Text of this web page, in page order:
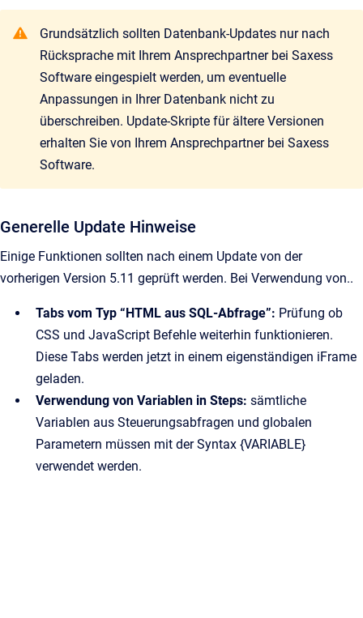
Grundsätzlich sollten Datenbank-Updates nur nach
Rücksprache mit Ihrem Ansprechpartner bei Saxess
Software eingespielt werden, um eventuelle
Anpassungen in Ihrer Datenbank nicht zu
überschreiben. Update-Skripte für ältere Versionen
erhalten Sie von Ihrem Ansprechpartner bei Saxess
Software.
Generelle Update Hinweise
Einige Funktionen sollten nach einem Update von der
vorherigen Version 5.11 geprüft werden. Bei Verwendung von..
Tabs vom Typ “HTML aus SQL-Abfrage”: Prüfung ob
CSS und JavaScript Befehle weiterhin funktionieren.
Diese Tabs werden jetzt in einem eigenständigen iFrame
geladen.
Verwendung von Variablen in Steps: sämtliche
Variablen aus Steuerungsabfragen und globalen
Parametern müssen mit der Syntax {VARIABLE}
verwendet werden.